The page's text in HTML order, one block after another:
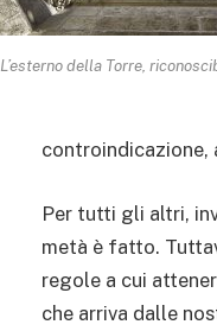
L’esterno della Torre,
controindicazione,
Per tutti gli altri,
metà è fatto.
regole a cui
che arriva dalle